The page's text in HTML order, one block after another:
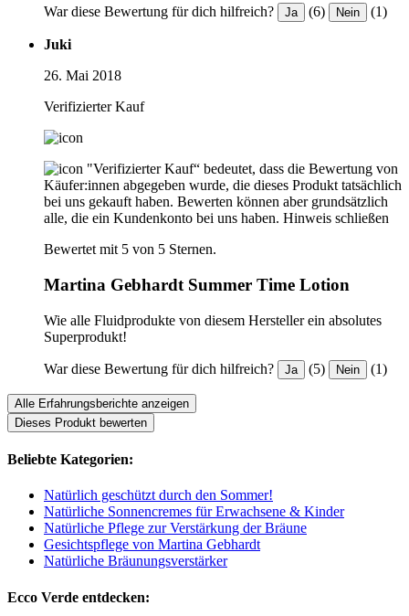
War diese Bewertung für dich hilfreich? Ja (6) Nein (1)
Juki
26. Mai 2018
Verifizierter Kauf
"Verifizierter Kauf“ bedeutet, dass die Bewertung von
Käufer:innen abgegeben wurde, die dieses Produkt tatsächlich
bei uns gekauft haben. Bewerten können aber grundsätzlich
alle, die ein Kundenkonto bei uns haben. Hinweis schließen
Bewertet mit 5 von 5 Sternen.
Martina Gebhardt Summer Time Lotion
Wie alle Fluidprodukte von diesem Hersteller ein absolutes
Superprodukt!
War diese Bewertung für dich hilfreich? Ja (5) Nein (1)
Alle Erfahrungsberichte anzeigen
Dieses Produkt bewerten
Beliebte Kategorien:
Natürlich geschützt durch den Sommer!
Natürliche Sonnencremes für Erwachsene & Kinder
Natürliche Pflege zur Verstärkung der Bräune
Gesichtspflege von Martina Gebhardt
Natürliche Bräunungsverstärker
Ecco Verde entdecken: